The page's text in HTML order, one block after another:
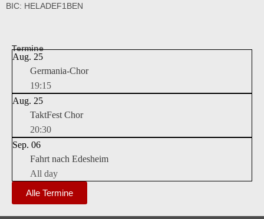
BIC: HELADEF1BEN
Termine
Aug. 25
Germania-Chor
19:15
Aug. 25
TaktFest Chor
20:30
Sep. 06
Fahrt nach Edesheim
All day
Alle Termine